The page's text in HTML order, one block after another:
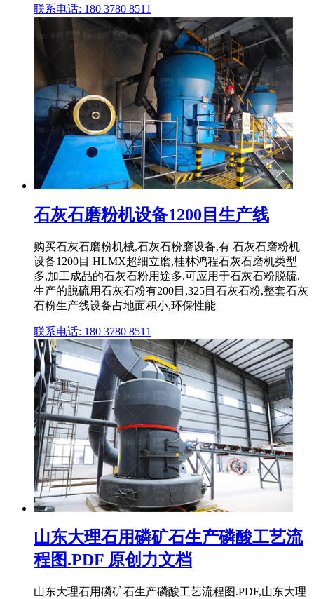
联系电话: 180 3780 8511
石灰石磨粉机设备1200目生产线
购买石灰石磨粉机械,石灰石粉磨设备,有 石灰石磨粉机
设备1200目 HLMX超细立磨,桂林鸿程石灰石磨机类型
多,加工成品的石灰石粉用途多,可应用于石灰石粉脱硫,
生产的脱硫用石灰石粉有200目,325目石灰石粉,整套石灰
石粉生产线设备占地面积小,环保性能
联系电话: 180 3780 8511
山东大理石用磷矿石生产磷酸工艺流
程图.PDF 原创力文档
山东大理石用磷矿石生产磷酸工艺流程图.PDF,山东大理